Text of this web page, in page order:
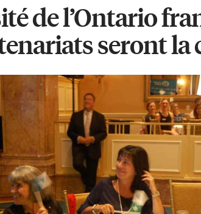
de l’Ontario
seront la